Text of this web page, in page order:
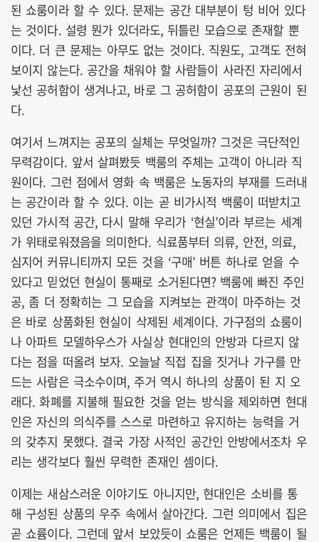
된 쇼룸이라 할 수 있다. 문제는 공간 대부분이 텅 비어 있다
는 것이다. 설령 뭔가 있더라도, 뒤틀린 모습으로 존재할 뿐
이다. 더 큰 문제는 아무도 없는 것이다. 직원도, 고객도 전혀
보이지 않는다. 공간을 채워야 할 사람들이 사라진 자리에서
낯선 공허함이 생겨나고, 바로 그 공허함이 공포의 근원이 된
다.
여기서 느껴지는 공포의 실체는 무엇일까? 그것은 극단적인
무력감이다. 앞서 살펴봤듯 백룸의 주체는 고객이 아니라 직
원이다. 그런 점에서 영화 속 백룸은 노동자의 부재를 드러내
는 공간이라 할 수 있다. 이는 곧 비가시적 백룸이 떠받치고
있던 가시적 공간, 다시 말해 우리가 ‘현실’이라 부르는 세계
가 위태로워졌음을 의미한다. 식료품부터 의류, 안전, 의료,
심지어 커뮤니티까지 모든 것을 ‘구매’ 버튼 하나로 얻을 수
있다고 믿었던 현실이 통째로 소거된다면? 백룸에 빠진 주인
공, 좀 더 정확히는 그 모습을 지켜보는 관객이 마주하는 것
은 바로 상품화된 현실이 삭제된 세계이다. 가구점의 쇼룸이
나 아파트 모델하우스가 사실상 현대인의 안방과 다르지 않
다는 점을 떠올려 보자. 오늘날 직접 집을 짓거나 가구를 만
드는 사람은 극소수이며, 주거 역시 하나의 상품이 된 지 오
래다. 화폐를 지불해 필요한 것을 얻는 방식을 제외하면 현대
인은 자신의 의식주를 스스로 마련하고 유지하는 능력을 거
의 갖추지 못했다. 결국 가장 사적인 공간인 안방에서조차 우
리는 생각보다 훨씬 무력한 존재인 셈이다.
이제는 새삼스러운 이야기도 아니지만, 현대인은 소비를 통
해 구성된 상품의 우주 속에서 살아간다. 그런 의미에서 집은
곧 쇼륨이다. 그런데 앞서 보았듯이 쇼룸은 언제든 백룸이 될